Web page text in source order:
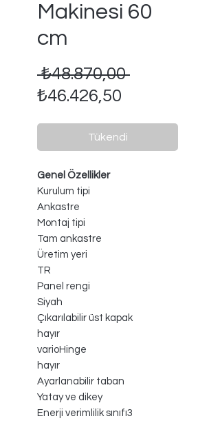
Makinesi 60
cm
₺48.870,00 Normal
₺46.426,50
Tükendi
Genel Özellikler
Kurulum tipi
Ankastre
Montaj tipi
Tam ankastre
Üretim yeri
TR
Panel rengi
Siyah
Çıkarılabilir üst kapak
hayır
varioHinge
hayır
Ayarlanabilir taban
Yatay ve dikey
Enerji verimlilik sınıfı3